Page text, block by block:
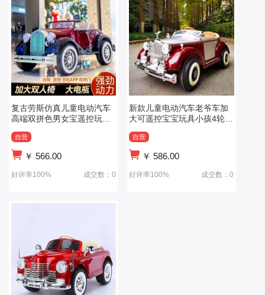
复古劳斯仿真儿童电动汽车
高端双拼色男女宝遥控玩具
自营
￥ 566.00
好评率100% 成交数：0
新款儿童电动汽车老爷车加
大可遥控宝宝玩具小孩4轮汽
自营
￥586.00
好评率100% 成交数：0